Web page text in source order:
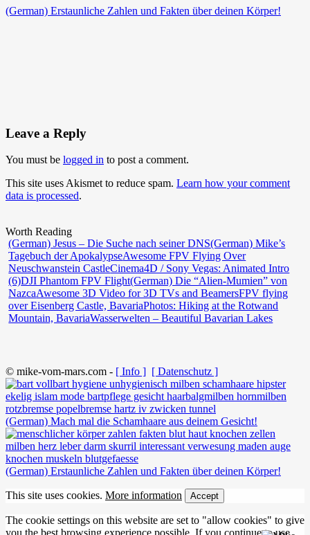
(German) Erstaunliche Zahlen und Fakten über deinen Körper!
Leave a Reply
You must be logged in to post a comment.
This site uses Akismet to reduce spam. Learn how your comment
data is processed.
Worth Reading
(German) Jesus – Die Suche nach seiner DNS(German) Mike’s
Tagebuch der ApokalypseAwesome FPV Flying Over
Neuschwanstein CastleCinema4D / Sony Vegas: Animated Intro
(6)DJI Phantom FPV Flight(German) Die “Alien-Mumien” von
NazcaAwesome 3D Video for 3D TVs and BeamersFPV flying
over Eisenberg Castle, BavariaPhotos: Hiking at the Rotwand
Mountain, BavariaWasserwelten – Beautiful Bavarian Lakes
© mike-vom-mars.com - [ Info ] [ Datenschutz ]
(German) Mach mal die Schamhaare aus deinem Gesicht!
(German) Erstaunliche Zahlen und Fakten über deinen Körper!
This site uses cookies. More information Accept
The cookie settings on this website are set to "allow cookies" to give
you the best browsing experience possible. If you continue to use